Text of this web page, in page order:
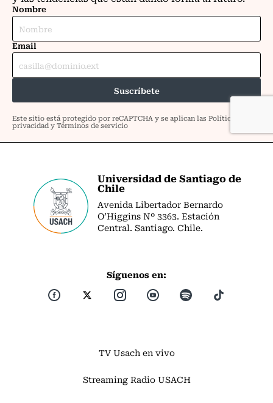
Universidad de Santiago de
Chile
Avenida Libertador Bernardo
O’Higgins Nº 3363. Estación
Central. Santiago. Chile.
Síguenos en:
TV Usach en vivo
Streaming Radio USACH